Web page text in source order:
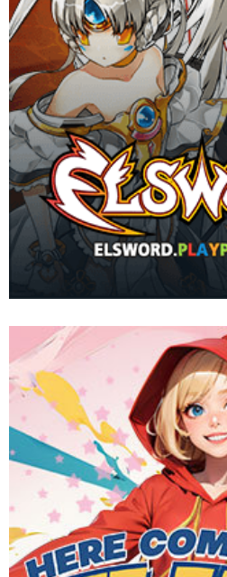
Flyff is a colorful MMORPG
monsters, and fly through the
Dive into quests and join a
immersive gaming experience.
device.